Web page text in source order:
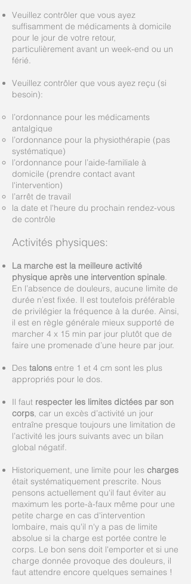
Veuillez contrôler que vous ayez
suffisamment de médicaments à domicile
pour le jour de votre retour,
particulièrement avant un week-end ou un
férié.
Veuillez contrôler que vous ayez reçu (si
besoin):
l’ordonnance pour les médicaments
antalgique
l’ordonnance pour la physiothérapie (pas
systématique)
l’ordonnance pour l’aide-familiale à
domicile (prendre contact avant
l'intervention)
l’arrêt de travail
la date et l'heure du prochain rendez-vous
de contrôle
Activités physiques:
La marche est la meilleure activité
physique après une intervention spinale.
En l’absence de douleurs, aucune limite de
durée n’est fixée. Il est toutefois préférable
de privilégier la fréquence à la durée. Ainsi,
il est en règle générale mieux supporté de
marcher 4 x 15 min par jour plutôt que de
faire une promenade d’une heure par jour.
Des talons entre 1 et 4 cm sont les plus
appropriés pour le dos.
Il faut respecter les limites dictées par son
corps, car un excès d’activité un jour
entraîne presque toujours une limitation de
l’activité les jours suivants avec un bilan
global négatif.
Historiquement, une limite pour les charges
était systématiquement prescrite. Nous
pensons actuellement qu'il faut éviter au
maximum les porte-à-faux même pour une
petite charge en cas d'intervention
lombaire, mais qu'il n'y a pas de limite
absolue si la charge est portée contre le
corps. Le bon sens doit l'emporter et si une
charge donnée provoque des douleurs, il
faut attendre encore quelques semaines !